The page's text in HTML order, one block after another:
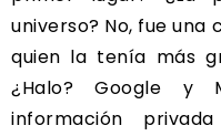
universo? No, fue
quien la tenía más
¿Halo? Google y
información